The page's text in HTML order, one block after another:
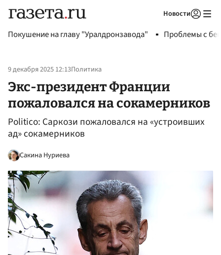
Новости
Покушение на главу "Уралдронзавода" Проблемы с
9 декабря 2025 12:13Политика
Экс-президент Франции
пожаловался на сокамерников
Politico: Саркози пожаловался на «устроивших
ад» сокамерников
Сакина Нуриева